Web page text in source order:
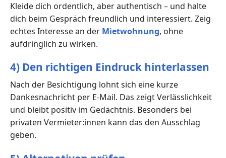
Kleide dich ordentlich, aber authentisch – und halte
dich beim Gespräch freundlich und interessiert. Zeig
echtes Interesse an der Mietwohnung, ohne
aufdringlich zu wirken.
4) Den richtigen Eindruck hinterlassen
Nach der Besichtigung lohnt sich eine kurze
Dankesnachricht per E-Mail. Das zeigt Verlässlichkeit
und bleibt positiv im Gedächtnis. Besonders bei
privaten Vermieter:innen kann das den Ausschlag
geben.